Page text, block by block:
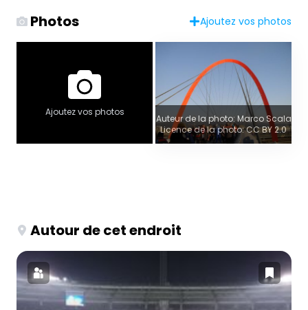
Photos Ajoutez vos photos
Ajoutez vos photos
Auteur de la photo: Marco Scala
Licence de la photo: CC BY 2.0
Autour de cet endroit